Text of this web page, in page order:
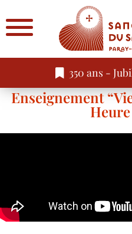
350 ans -
Enseignement